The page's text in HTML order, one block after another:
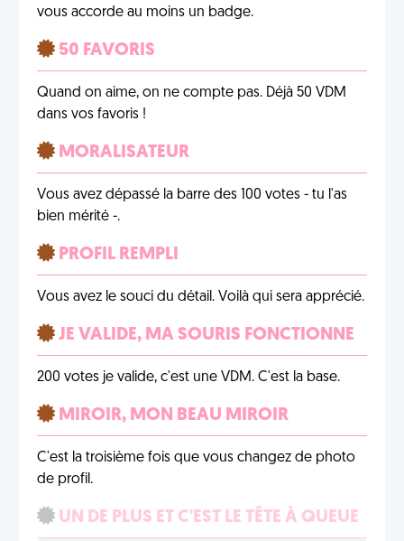
vous accorde au moins un badge.
50 FAVORIS
Quand on aime, on ne compte pas. Déjà 50 VDM
dans vos favoris !
MORALISATEUR
Vous avez dépassé la barre des 100 votes - tu l'as
bien mérité -.
PROFIL REMPLI
Vous avez le souci du détail. Voilà qui sera apprécié.
JE VALIDE, MA SOURIS FONCTIONNE
200 votes je valide, c'est une VDM. C'est la base.
MIROIR, MON BEAU MIROIR
C'est la troisième fois que vous changez de photo
de profil.
UN DE PLUS ET C'EST LE TÊTE À QUEUE